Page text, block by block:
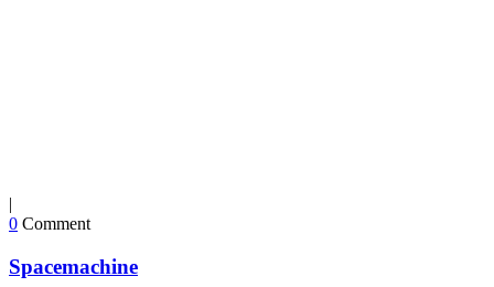
|
0 Comment
Spacemachine